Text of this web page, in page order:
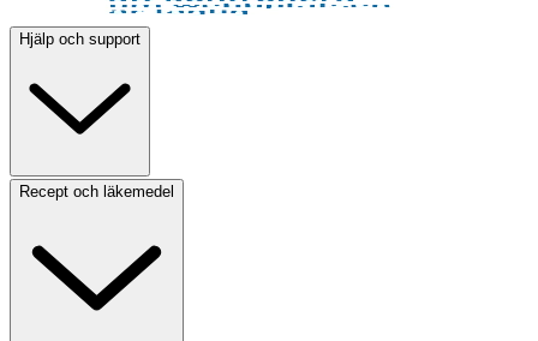
Hjälp och support
Recept och läkemedel